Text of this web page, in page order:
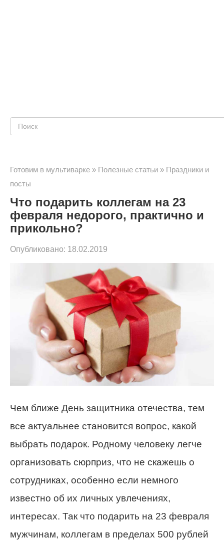
Поиск:
Готовим в мультиварке » Полезные статьи » Праздники и
посты
Что подарить коллегам на 23
февраля недорого, практично и
прикольно?
Опубликовано: 18.02.2019
Чем ближе День защитника отечества, тем
все актуальнее становится вопрос, какой
выбрать подарок. Родному человеку легче
организовать сюрприз, что не скажешь о
сотрудниках, особенно если немного
известно об их личных увлечениях,
интересах. Так что подарить на 23 февраля
мужчинам, коллегам в пределах 500 рублей